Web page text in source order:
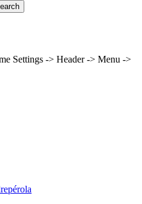
Settings -> Header -> Menu ->